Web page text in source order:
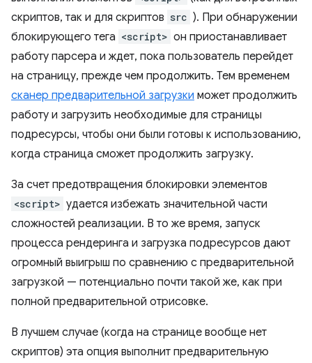
скриптов, так и для скриптов src ). При обнаружении
блокирующего тега <script> он приостанавливает
работу парсера и ждет, пока пользователь перейдет
на страницу, прежде чем продолжить. Тем временем
сканер предварительной загрузки может продолжить
работу и загрузить необходимые для страницы
подресурсы, чтобы они были готовы к использованию,
когда страница сможет продолжить загрузку.
За счет предотвращения блокировки элементов
<script> удается избежать значительной части
сложностей реализации. В то же время, запуск
процесса рендеринга и загрузка подресурсов дают
огромный выигрыш по сравнению с предварительной
загрузкой — потенциально почти такой же, как при
полной предварительной отрисовке.
В лучшем случае (когда на странице вообще нет
скриптов) эта опция выполнит предварительную